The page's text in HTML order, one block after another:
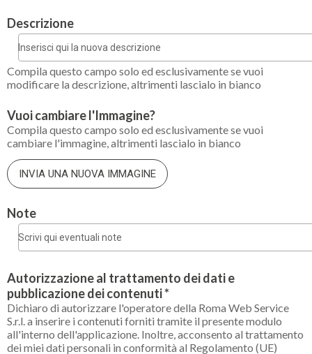
Descrizione
Compila questo campo solo ed esclusivamente se vuoi
modificare la descrizione, altrimenti lascialo in bianco
Vuoi cambiare l'Immagine?
Compila questo campo solo ed esclusivamente se vuoi
cambiare l'immagine, altrimenti lascialo in bianco
INVIA UNA NUOVA IMMAGINE
Note
Autorizzazione al trattamento dei dati e
pubblicazione dei contenuti *
Dichiaro di autorizzare l'operatore della Roma Web Service
S.r.l. a inserire i contenuti forniti tramite il presente modulo
all'interno dell'applicazione. Inoltre, acconsento al trattamento
dei miei dati personali in conformità al Regolamento (UE)